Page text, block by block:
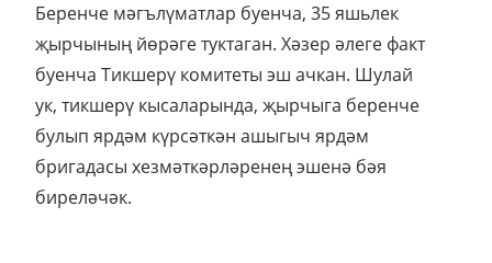
Беренче мәгълүматлар буенча, 35 яшьлек
җырчының йөрәге туктаган. Хәзер әлеге факт
буенча Тикшерү комитеты эш ачкан. Шулай
ук, тикшерү кысаларында, җырчыга беренче
булып ярдәм күрсәткән ашыгыч ярдәм
бригадасы хезмәткәрләренең эшенә бәя
биреләчәк.